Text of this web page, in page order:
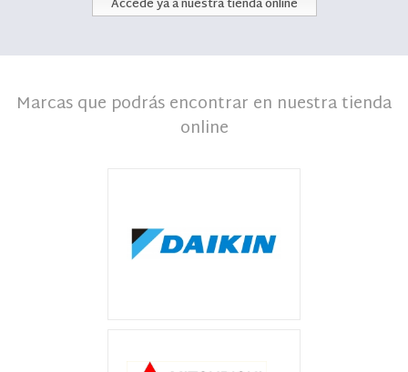
Accede ya a nuestra tienda online
Marcas que podrás encontrar en nuestra tienda
online